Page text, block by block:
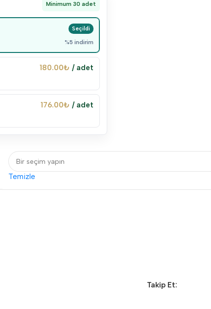
Minimum 30 adet
%5 indirim
180.00₺ / adet
176.00₺ / adet
Temizle
Takip Et: